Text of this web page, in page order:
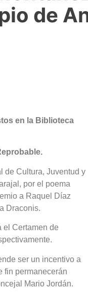
de
en la Biblioteca
de Cultura, Juventud y
por el poema
a Raquel Díaz
Draconis.
el Certamen de
ser un incentivo a
fin permanecerán
Mario Jordán.